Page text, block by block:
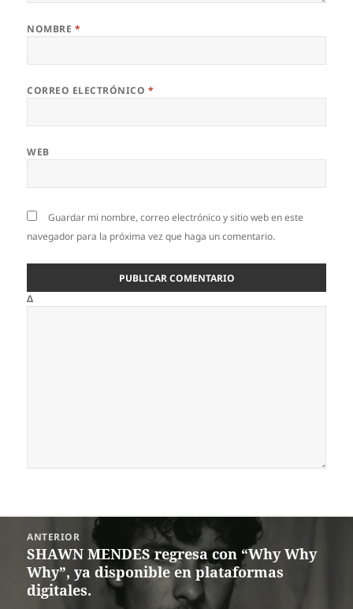
NOMBRE *
CORREO ELECTRÓNICO *
WEB
Guardar mi nombre, correo electrónico y sitio web en este
navegador para la próxima vez que haga un comentario.
Δ
entradas
ANTERIOR
Entrada
anterior:
SHAWN MENDES regresa con “Why Why
Why”, ya disponible en plataformas
digitales.